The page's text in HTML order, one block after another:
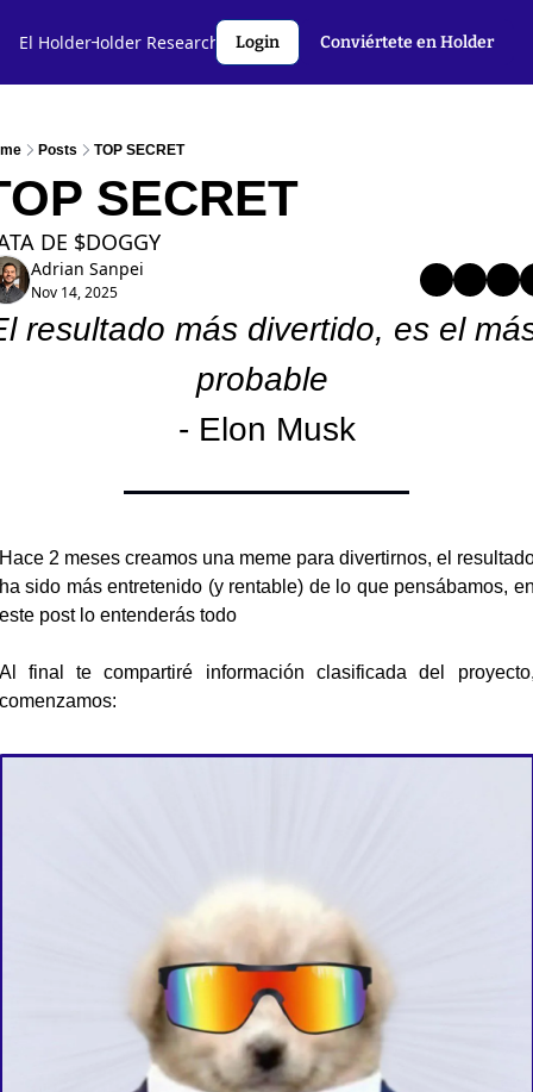
El Holder
Holder🤝 Holder Research💻️ Criptoslang🗣️ Autores
Login Conviértete en Holder
Posts TOP SECRET
SECRET
DE $DOGGY
Adrian Sanpei
Nov 14, 2025
resultado más divertido, es el
probable
- Elon Musk
2 meses creamos una meme para divertirnos, el
sido más entretenido (y rentable) de lo que pensábamos,
post lo entenderás todo
final te compartiré información clasificada del